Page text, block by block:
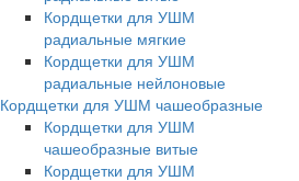
Кордщетки для УШМ
радиальные мягкие
Кордщетки для УШМ
радиальные нейлоновые
Кордщетки для УШМ чашеобразные
Кордщетки для УШМ
чашеобразные витые
Кордщетки для УШМ